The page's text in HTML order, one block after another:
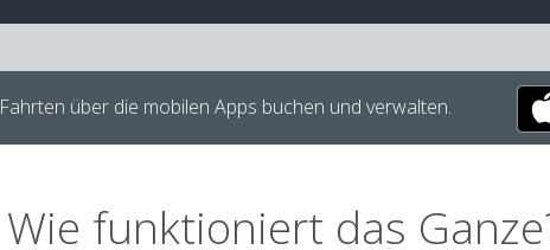
Fahrten über die mobilen Apps buchen und verwalten.
Wie funktioniert das